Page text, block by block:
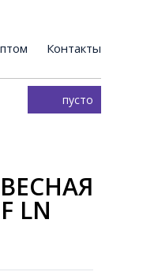
Контакты
пусто
LN